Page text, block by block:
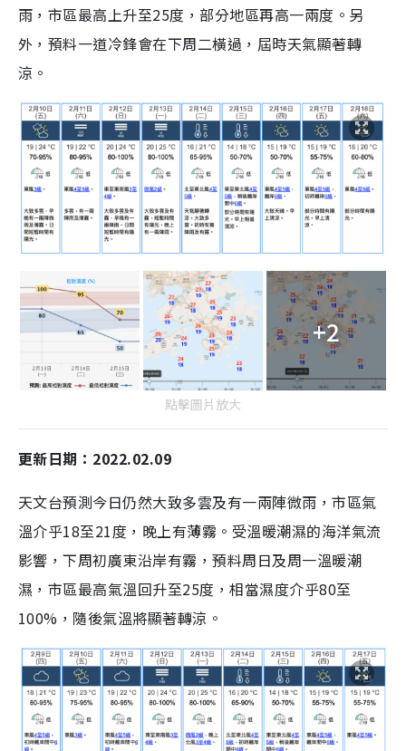
雨，市區最高上升至25度，部分地區再高一兩度。另
外，預料一道冷鋒會在下周二橫過，屆時天氣顯著轉
涼。
+2
點擊圖片放大
更新日期：2022.02.09
天文台預測今日仍然大致多雲及有一兩陣微雨，市區氣
溫介乎18至21度，晚上有薄霧。受溫暖潮濕的海洋氣流
影響，下周初廣東沿岸有霧，預料周日及周一溫暖潮
濕，市區最高氣溫回升至25度，相當濕度介乎80至
100%，隨後氣溫將顯著轉涼。